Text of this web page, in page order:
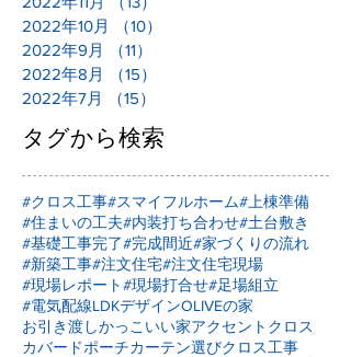
2022年10月
（10）
2022年9月
（11）
2022年8月
（15）
2022年7月
（15）
タグから検索
#クロス工事#スマイフルホーム#上棟準備
#住まいの工夫#内装打ち合わせ#土台敷き
#基礎工事完了#完成間近#家づくりの流れ
#新築工事#注文住宅#注文住宅現場
#現場レポート#現場打合せ#足場組立
#電気配線LDKデザインOLIVEの家
お引き渡しかっこいい家アクセントクロス
カバードポーチカーテン選びクロス工事